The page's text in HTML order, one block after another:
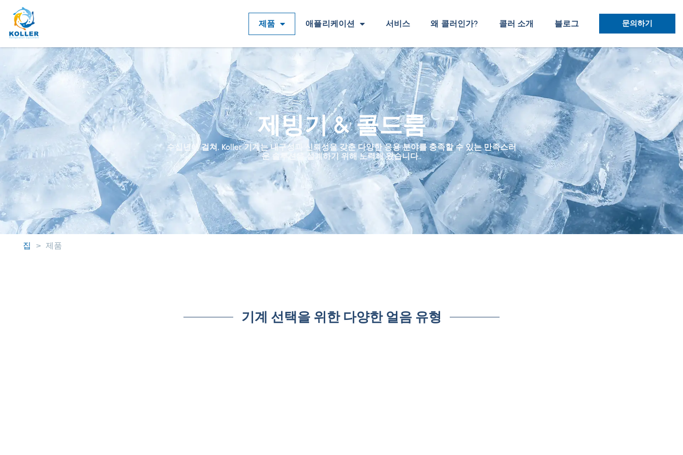
제품 애플리케이션 서비스 왜 콜러인가? 콜러 소개 블로그 문의하기
제빙기 & 콜드룸
수십년에 걸쳐, Koller 기계는 내구성과 신뢰성을 갖춘 다양한 응용 분야를 충족할 수 있는 만족스러
운 솔루션을 설계하기 위해 노력해 왔습니다..
집 > 제품
기계 선택을 위한 다양한 얼음 유형